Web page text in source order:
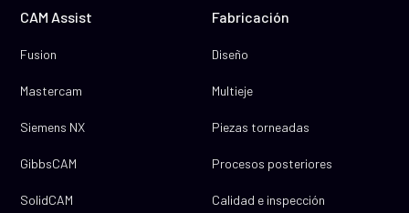
CAM Assist
Fusion
Mastercam
Siemens NX
GibbsCAM
SolidCAM
Fabricación
Diseño
Multieje
Piezas torneadas
Procesos posteriores
Calidad e inspección